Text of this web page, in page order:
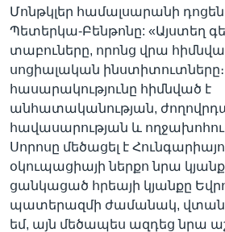
Մոնթկլեր համալսարանի
Պետերկա-Բենթոնը: «Այստեղ
տաբուները, որոնց վրա
սոցիալական ինստիտուտները։
հասարակությունը հիմնված է
անհատականության,
հավասարության և
Սորոսը մեծացել է
օկուպացիայի ներքո նրա
ցանկացած հրեայի կյանքը
պատերազմի ժամանակ,
եմ, այն մեծապես ազդեց նրա